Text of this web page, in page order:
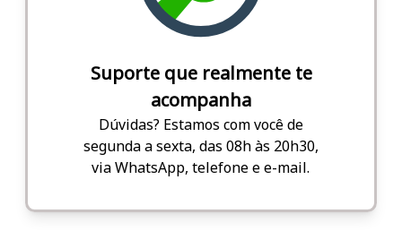
Suporte que realmente te
acompanha
Dúvidas? Estamos com você de
segunda a sexta, das 08h às 20h30,
via WhatsApp, telefone e e-mail.